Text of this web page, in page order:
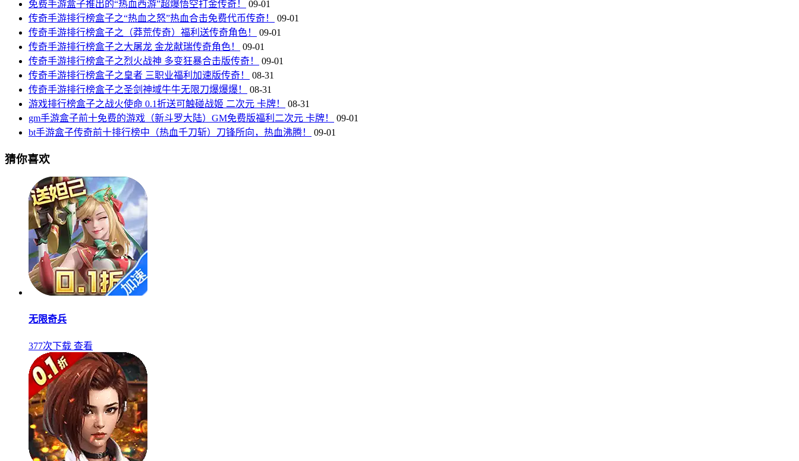
免费手游盒子推出的“热血西游”超爆悟空打金传奇！
09-01
传奇手游排行榜盒子之“热血之怒”热血合击免费代币传奇！
09-01
传奇手游排行榜盒子之（莽荒传奇）福利送传奇角色！
09-01
传奇手游排行榜盒子之大屠龙 金龙献瑞传奇角色！
09-01
传奇手游排行榜盒子之烈火战神 多变狂暴合击版传奇！
09-01
传奇手游排行榜盒子之皇者 三职业福利加速版传奇！
08-31
传奇手游排行榜盒子之圣剑神域牛牛无限刀爆爆爆！
08-31
游戏排行榜盒子之战火使命 0.1折送可触碰战姬 二次元 卡牌！
08-31
gm手游盒子前十免费的游戏（新斗罗大陆）GM免费版福利二次元 卡牌！
09-01
bt手游盒子传奇前十排行榜中（热血千刀斩）刀锋所向，热血沸腾！
09-01
猜你喜欢
无限奇兵
377次下载 查看